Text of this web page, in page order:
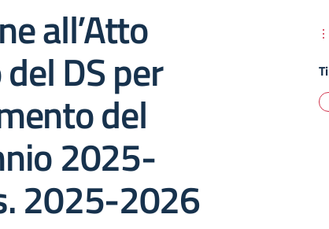
all’Atto
DS per
del
2025-
2025-2026